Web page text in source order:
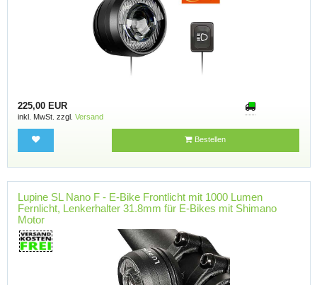
225,00 EUR
inkl. MwSt. zzgl. Versand
Bestellen
Lupine SL Nano F - E-Bike Frontlicht mit 1000 Lumen
Fernlicht, Lenkerhalter 31.8mm für E-Bikes mit Shimano
Motor